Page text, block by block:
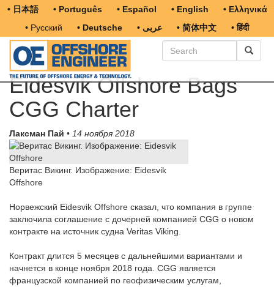
• 日本語 • Português • Español • English
• Ελληνικά
• Русский
• Deutsche • عربى • 简体中文 • हिंदी
Eidesvik Offshore Bags
CGG Charter
Лаксман Пай • 14 ноября 2018
Веритас Викинг. Изображение: Eidesvik
Offshore
Норвежский Eidesvik Offshore сказал, что компания в группе
заключила соглашение с дочерней компанией CGG о новом
контракте на источник судна Veritas Viking.
Контракт длится 5 месяцев с дальнейшими вариантами и
начнется в конце ноября 2018 года. CGG является
французской компанией по геофизическим услугам,